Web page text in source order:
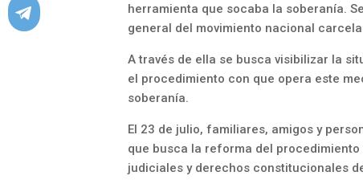
herramienta que socaba la soberanía.
general del movimiento nacional
A través de ella se busca visibilizar la
el procedimiento con que opera este
soberanía.
El 23 de julio, familiares, amigos y
que busca la reforma del
judiciales y derechos constitucionales